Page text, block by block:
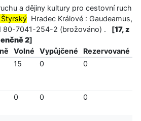
a dějiny kultury pro cestovní ruch
Hradec Králové : Gaudeamus,
80-7041-254-2 (brožováno) .
[17, z
2]
Volné Vypůjčené
Rezervované
15 0 0
0 0 0